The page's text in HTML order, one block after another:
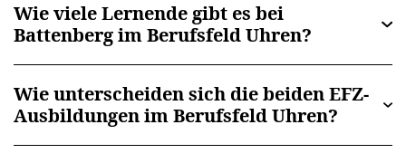
Wie viele Lernende gibt es bei
Battenberg im Berufsfeld Uhren?
Wie unterscheiden sich die beiden EFZ-
Ausbildungen im Berufsfeld Uhren?